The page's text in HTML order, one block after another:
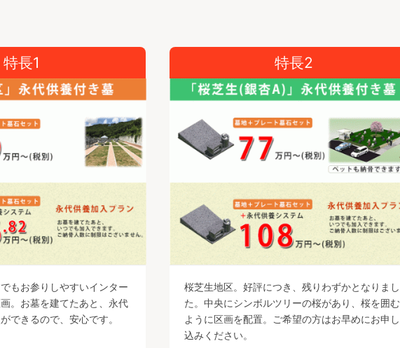
特長1
もお参りしやすいインター
。お墓を建てたあと、永代
できるので、安心です。
特長2
桜芝生地区。好評につき、残りわずかとなりまし
た。中央にシンボルツリーの桜があり、桜を囲む
ように区画を配置。ご希望の方はお早めにお申し
込みください。